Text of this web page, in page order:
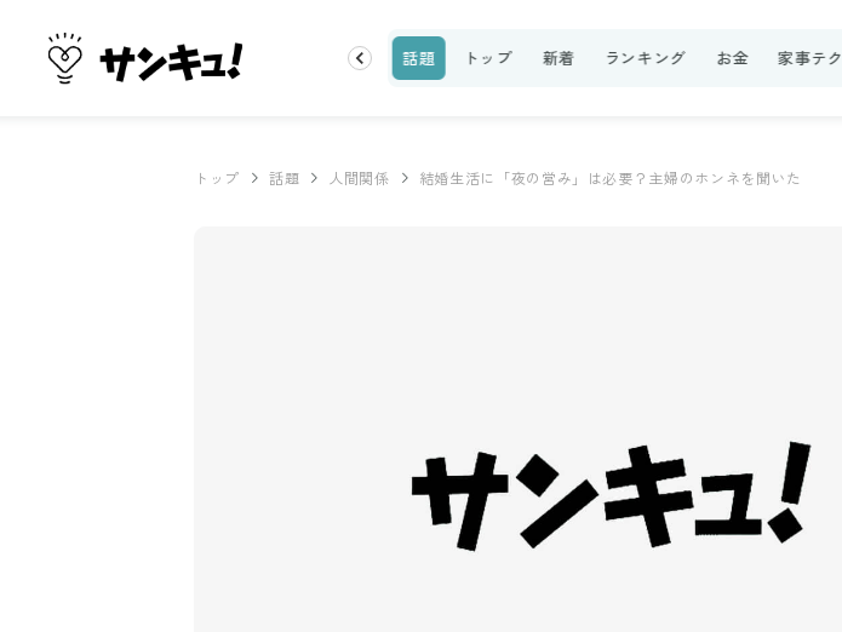
100均・雑貨 スーパー 料理レシピ 話題 トップ 新着 ランキング お金 家事テク
トップ 話題 人間関係 結婚生活に「夜の営み」は必要？主婦のホンネを聞いた